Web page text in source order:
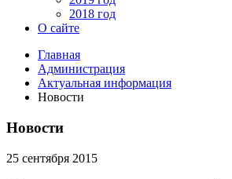
2018 год
О сайте
Главная
Администрация
Актуальная информация
Новости
Новости
25 сентября 2015